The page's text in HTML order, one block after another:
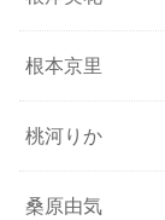
根本京里
桃河りか
桑原由気